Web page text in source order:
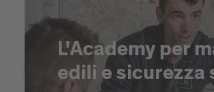
L'Academy per
edili e sicurezza